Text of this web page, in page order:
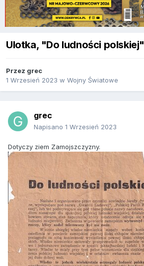
Ulotka, "Do ludności polskiej"
Przez grec
1 Wrzesień 2023 w Wojny Światowe
grec
Napisano 1 Wrzesień 2023
Dotyczy ziem Zamojszczyzny.